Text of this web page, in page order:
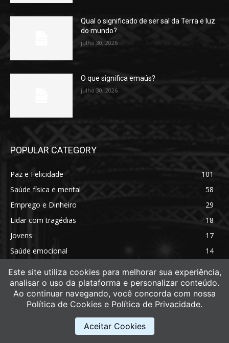
Qual o significado de ser sal da Terra e luz
do mundo?
julho 30, 2026
O que significa emaús?
julho 30, 2026
POPULAR CATEGORY
Paz e Felicidade
101
Saúde física e mental
58
Emprego e Dinheiro
29
Lidar com tragédias
18
Jovens
17
Saúde emocional
14
Este site utiliza cookies para melhorar sua experiência,
analisar o uso da plataforma e personalizar conteúdo.
Ao continuar navegando, você concorda com nossa
Política de Cookies e Política de Privacidade.
Aceitar Cookies